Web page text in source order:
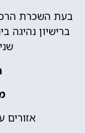
בעת השכרת
אזורים